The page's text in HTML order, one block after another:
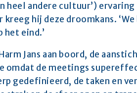
heel andere cultuur’)
kreeg hij deze droomkans.
eind.’
Jans aan boord, de
omdat de meetings
gedefinieerd, de taken en